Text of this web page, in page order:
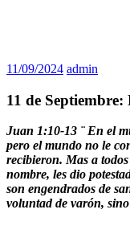
11/09/2024 admin
11 de Septiembre:
Juan 1:10-13 ¨En el
pero el mundo no le
recibieron. Mas a
nombre, les dio
son engendrados de
voluntad de varón,